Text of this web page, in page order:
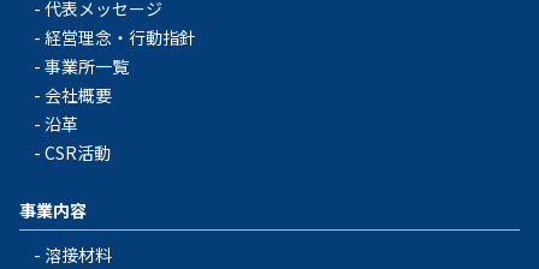
代表メッセージ
経営理念・行動指針
事業所一覧
会社概要
沿革
CSR活動
事業内容
溶接材料